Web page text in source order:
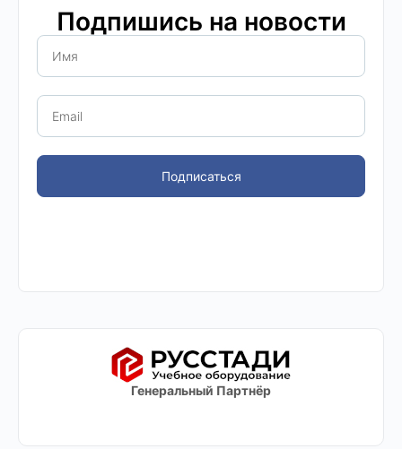
Подпишись на новости
Подписаться
Генеральный Партнёр